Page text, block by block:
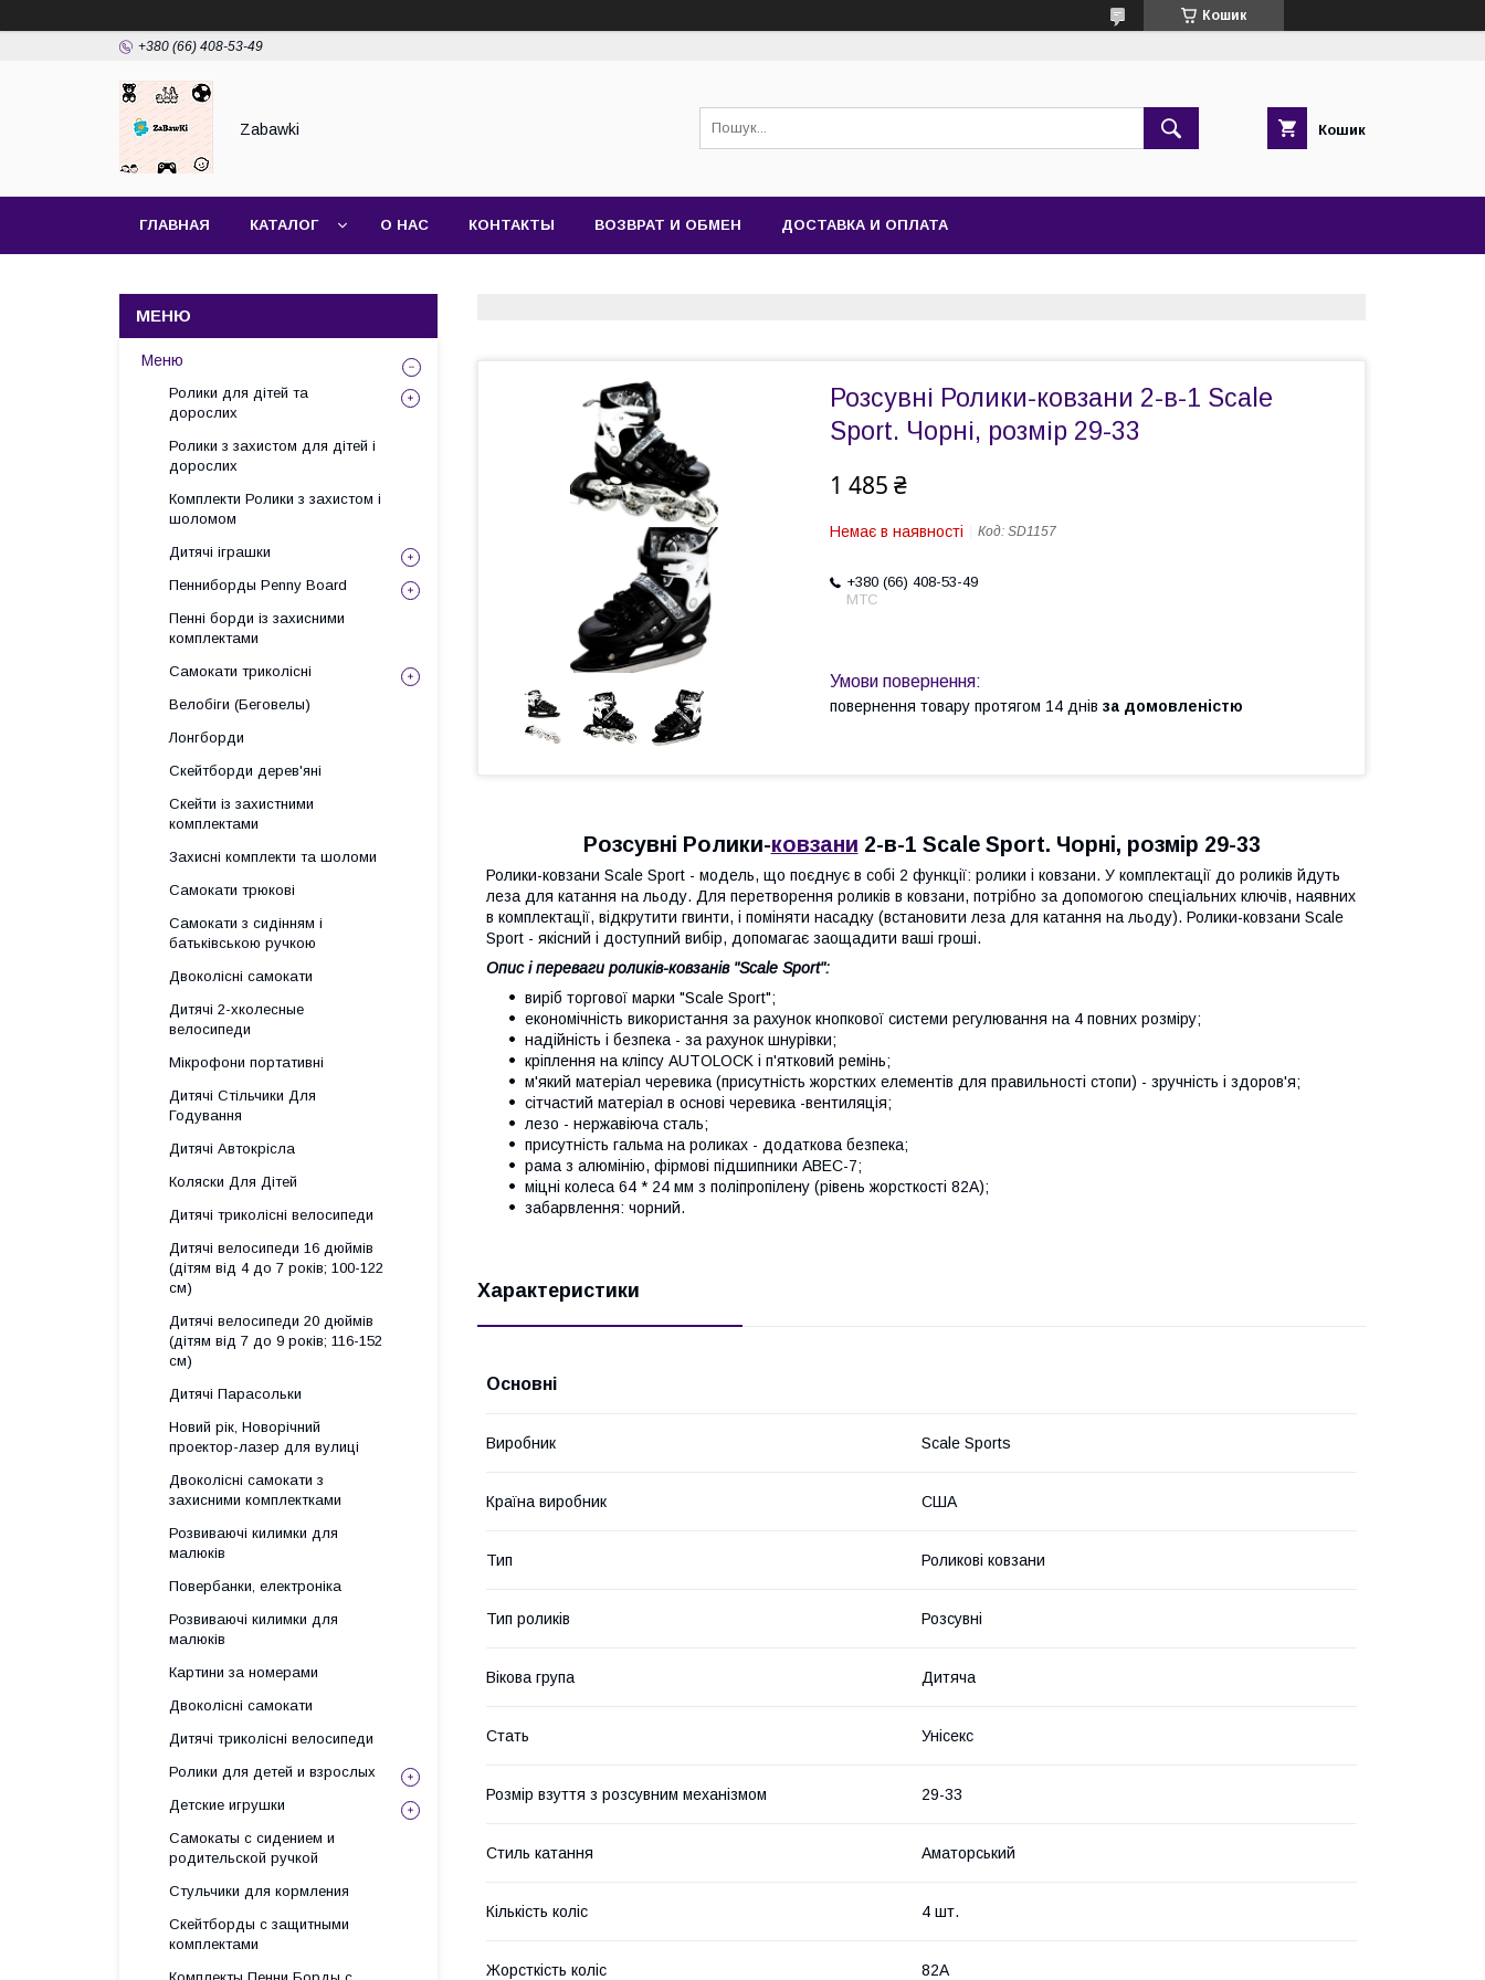
Кошик
+380 (66) 408-53-49
Zabawki Кошик
ГЛАВНАЯ КАТАЛОГ О НАС КОНТАКТЫ ВОЗВРАТ И ОБМЕН ДОСТАВКА И ОПЛАТА
Розсувні Ролики-ковзани 2-в-1 Scale
Sport. Чорні, розмір 29-33
1 485 ₴
Немає в наявності Код: SD1157
+380 (66) 408-53-49
МТС
повернення товару протягом 14 днів за домовленістю
Розсувні Ролики-ковзани 2-в-1 Scale Sport. Чорні, розмір 29-33
Ролики-ковзани Scale Sport - модель, що поєднує в собі 2 функції: ролики і ковзани. У комплектації до роликів йдуть
леза для катання на льоду. Для перетворення роликів в ковзани, потрібно за допомогою спеціальних ключів, наявних
в комплектації, відкрутити гвинти, і поміняти насадку (встановити леза для катання на льоду). Ролики-ковзани Scale
Sport - якісний і доступний вибір, допомагає заощадити ваші гроші.
Опис і переваги роликів-ковзанів "Scale Sport":
виріб торгової марки "Scale Sport";
економічність використання за рахунок кнопкової системи регулювання на 4 повних розміру;
надійність і безпека - за рахунок шнурівки;
кріплення на кліпсу AUTОLOCK і п'ятковий ремінь;
м'який матеріал черевика (присутність жорстких елементів для правильності стопи) - зручність і здоров'я;
сітчастий матеріал в основі черевика -вентиляція;
лезо - нержавіюча сталь;
присутність гальма на роликах - додаткова безпека;
рама з алюмінію, фірмові підшипники ABEC-7;
міцні колеса 64 * 24 мм з поліпропілену (рівень жорсткості 82А);
забарвлення: чорний.
Характеристики
Основні
Виробник Scale Sports
Країна виробник США
Тип Роликові ковзани
Тип роликів Розсувні
Вікова група Дитяча
Стать Унісекс
Розмір взуття з розсувним механізмом 29-33
Стиль катання Аматорський
Кількість коліс 4 шт.
Жорсткість коліс 82А
Меню
Ролики для дітей та
дорослих
Ролики з захистом для дітей і
дорослих
Комплекти Ролики з захистом і
шоломом
Дитячі іграшки
Пенниборды Penny Board
Пенні борди із захисними
комплектами
Самокати триколісні
Велобіги (Беговелы)
Лонгборди
Скейтборди дерев'яні
Скейти із захистними
комплектами
Захисні комплекти та шоломи
Самокати трюкові
Самокати з сидінням і
батьківською ручкою
Двоколісні самокати
Дитячі 2-хколесные
велосипеди
Мікрофони портативні
Дитячі Стільчики Для
Годування
Дитячі Автокрісла
Коляски Для Дітей
Дитячі триколісні велосипеди
Дитячі велосипеди 16 дюймів
(дітям від 4 до 7 років; 100-122
см)
Дитячі велосипеди 20 дюймів
(дітям від 7 до 9 років; 116-152
см)
Дитячі Парасольки
Новий рік, Новорічний
проектор-лазер для вулиці
Двоколісні самокати з
захисними комплектками
Розвиваючі килимки для
малюків
Повербанки, електроніка
Розвиваючі килимки для
малюків
Картини за номерами
Двоколісні самокати
Дитячі триколісні велосипеди
Ролики для детей и взрослых
Детские игрушки
Самокаты с сидением и
родительской ручкой
Стульчики для кормления
Скейтборды с защитными
комплектами